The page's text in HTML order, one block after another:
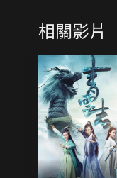
相關影片